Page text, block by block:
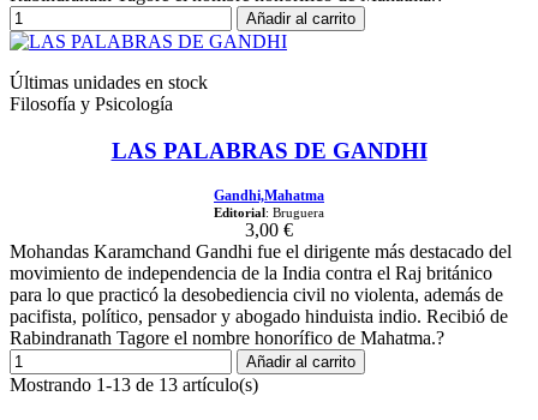
Añadir al carrito
Últimas unidades en stock
Filosofía y Psicología
LAS PALABRAS DE GANDHI
Gandhi,Mahatma
Editorial: Bruguera
3,00 €
Mohandas Karamchand Gandhi fue el dirigente más destacado del
movimiento de independencia de la India contra el Raj británico
para lo que practicó la desobediencia civil no violenta, además de
pacifista, político, pensador y abogado hinduista indio. Recibió de
Rabindranath Tagore el nombre honorífico de Mahatma.?
Añadir al carrito
Mostrando 1-13 de 13 artículo(s)